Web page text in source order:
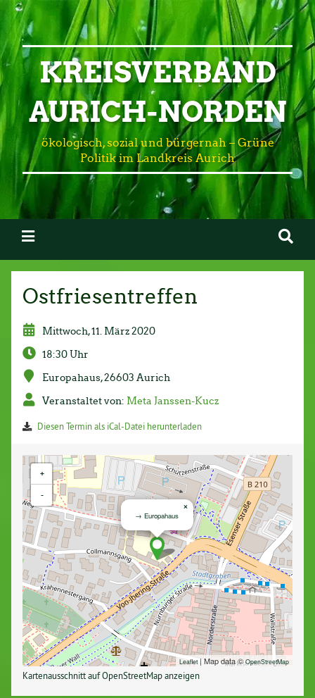
KREISVERBAND
AURICH-NORDEN
ökologisch, sozial und bürgernah – Grüne
Politik im Landkreis Aurich
Ostfriesentreffen
Mittwoch, 11. März 2020
18:30 Uhr
Europahaus, 26603 Aurich
Veranstaltet von: Meta Janssen-Kucz
Diesen Termin als iCal-Datei herunterladen
×
→ Europahaus
+
-
Leaflet| Map data ©OpenStreetMap
Kartenausschnitt auf OpenStreetMap anzeigen